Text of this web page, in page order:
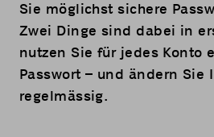
Sie möglichst sichere
Zwei Dinge sind dabei in
nutzen Sie für jedes Konto
Passwort – und ändern Sie
regelmässig.